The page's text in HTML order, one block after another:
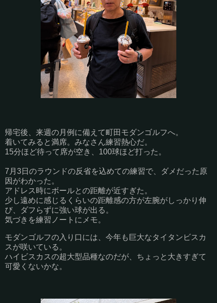
帰宅後、来週の月例に備えて町田モダンゴルフへ。
着いてみると満席。みなさん練習熱心だ。
15分ほど待って席が空き、100球ほど打った。
7月3日のラウンドの反省を込めての練習で、ダメだった原
因がわかった。
アドレス時にボールとの距離が近すぎた。
少し遠めに感じるくらいの距離感の方が左腕がしっかり伸
び、ダフらずに強い球が出る。
気づきを練習ノートにメモ。
モダンゴルフの入り口には、今年も巨大なタイタンビスカ
スが咲いている。
ハイビスカスの超大型品種なのだが、ちょっと大きすぎて
可愛くないかな。